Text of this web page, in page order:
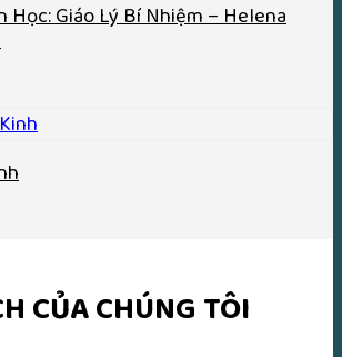
Học: Giáo Lý Bí Nhiệm – Helena
CỦA CHÚNG TÔI